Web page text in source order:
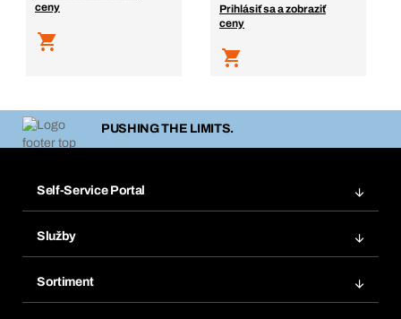
ceny
Prihlásiť sa a zobraziť
ceny
PUSHING THE LIMITS.
Self-Service Portal
Obľúbené
Opakované objednávky
Služby
Sortiment